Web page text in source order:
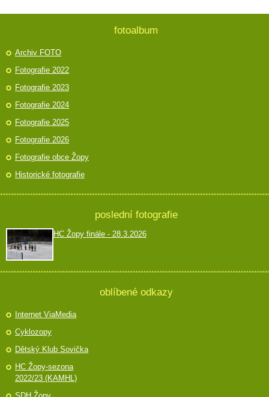
fotoalbum
Archiv FOTO
Fotografie 2022
Fotografie 2023
Fotografie 2024
Fotografie 2025
Fotografie 2026
Fotografie obce Žopy
Historické fotografie
poslední fotografie
HC Žopy finále - 28.3.2026
oblíbené odkazy
Internet ViaMedia
Cyklozopy
Dětský Klub Sovička
HC Žopy-sezona
2022/23 (KAMHL)